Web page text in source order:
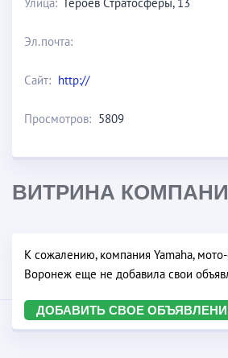
Эл.почта:
Сайт: http://
Просмотров: 5809
ВИТРИНА
К сожалению, компания Yamaha,
Воронеж еще не добавила свои
ДОБАВИТЬ СВОЕ